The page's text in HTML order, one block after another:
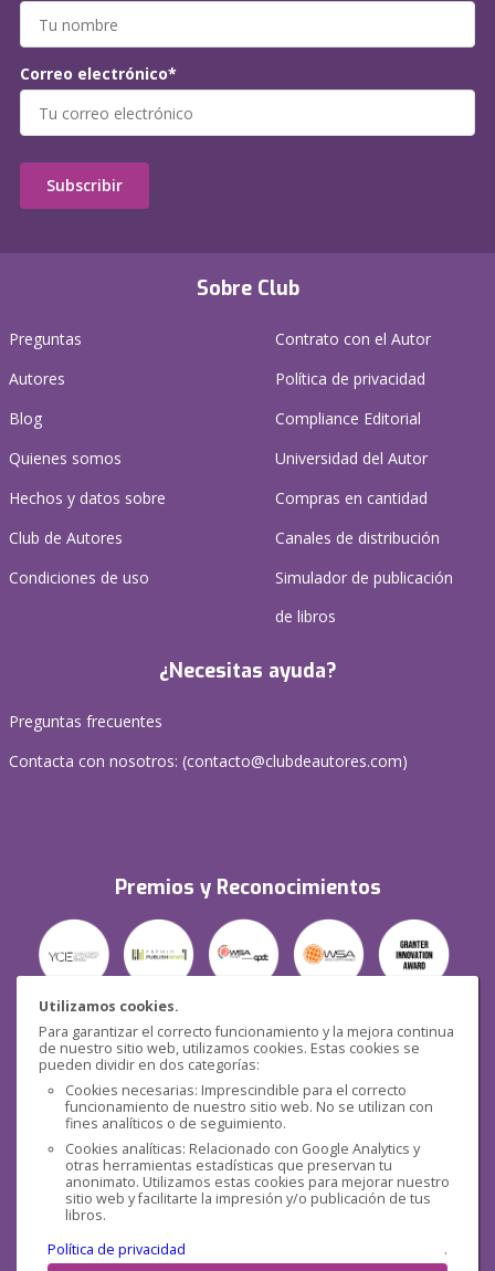
Utilizamos cookies.
Para garantizar el correcto funcionamiento y la mejora continua
de nuestro sitio web, utilizamos cookies. Estas cookies se
pueden dividir en dos categorías:
Cookies necesarias: Imprescindible para el correcto
funcionamiento de nuestro sitio web. No se utilizan con
fines analíticos o de seguimiento.
Cookies analíticas: Relacionado con Google Analytics y
otras herramientas estadísticas que preservan tu
anonimato. Utilizamos estas cookies para mejorar nuestro
sitio web y facilitarte la impresión y/o publicación de tus
libros.
Política de privacidad
.
Sobre Club
Preguntas
Autores
Blog
Quienes somos
Hechos y datos sobre
Club de Autores
Condiciones de uso
Contrato con el Autor
Política de privacidad
Compliance Editorial
Universidad del Autor
Compras en cantidad
Canales de distribución
Simulador de publicación
de libros
¿Necesitas ayuda?
Preguntas frecuentes
Contacta con nosotros: (contacto@clubdeautores.com)
Premios y Reconocimientos
Seguridad
Redes sociales
Correo electrónico*
Subscribir